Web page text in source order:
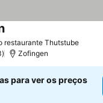
restaurante Thutstube
Zofingen
para ver os preços